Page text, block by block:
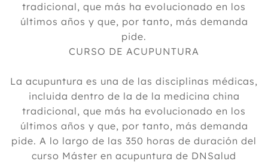
tradicional, que más ha evolucionado en los
últimos años y que, por tanto, más demanda
pide.
CURSO DE ACUPUNTURA
La acupuntura es una de las disciplinas médicas,
incluida dentro de la de la medicina china
tradicional, que más ha evolucionado en los
últimos años y que, por tanto, más demanda
pide. A lo largo de las 350 horas de duración del
curso Máster en acupuntura de DNSalud